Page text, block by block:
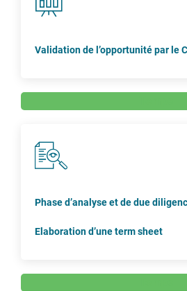
Validation de l’opportunité par le
Phase d’analyse et de due
Elaboration d’une term sheet